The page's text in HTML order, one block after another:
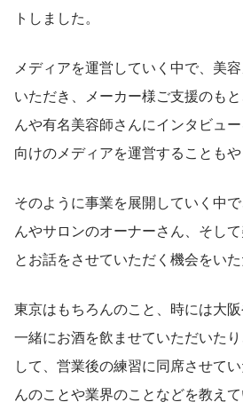
トしました。
メディアを運営していく中で、美
いただき、メーカー様ご支援のも
んや有名美容師さんにインタビュ
向けのメディアを運営することもや
そのように事業を展開していく中
んやサロンのオーナーさん、そし
とお話をさせていただく機会をいた
東京はもちろんのこと、時には大
一緒にお酒を飲ませていただいた
して、営業後の練習に同席させて
んのことや業界のことなどを教え